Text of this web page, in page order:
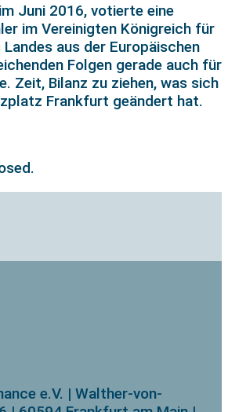
Juni 2016, votierte eine
im Vereinigten Königreich für
aus der Europäischen
Folgen gerade auch für
Zeit, Bilanz zu ziehen, was sich
Frankfurt geändert hat.
e.V. | Walther-von-